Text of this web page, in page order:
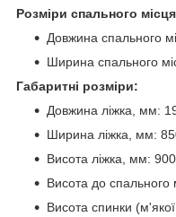
Розміри спального
Довжина спального
Ширина спального
Габаритні розміри:
Довжина ліжка, мм:
Ширина ліжка, мм:
Висота ліжка, мм: 900
Висота до
Висота спинки